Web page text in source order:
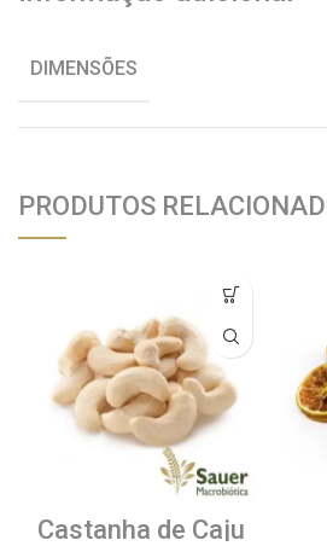
DIMENSÕES
PRODUTOS
Castanha de Caju